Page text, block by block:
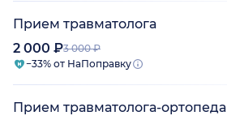
Прием травматолога
2 000 ₽3 000 ₽
−33% от НаПоправку
Прием травматолога-ортопеда